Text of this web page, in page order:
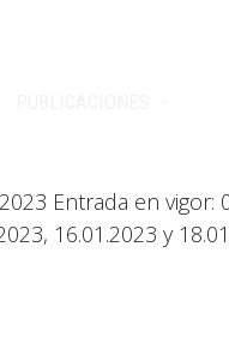
Entrada en vigor:
16.01.2023 y